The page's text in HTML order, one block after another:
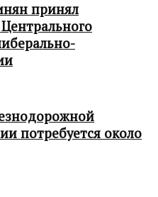
принял
потребуется около